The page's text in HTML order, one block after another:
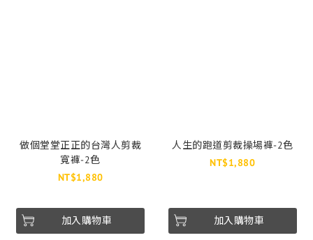
做個堂堂正正的台灣人剪裁
寬褲-2色
NT$1,880
加入購物車
人生的跑道剪裁操場褲-2色
NT$1,880
加入購物車